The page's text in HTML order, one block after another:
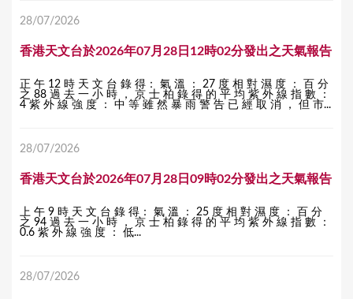
28/07/2026
香港天文台於2026年07月28日12時02分發出之天氣報告
正 午 12 時 天 文 台 錄 得： 氣 溫 ： 27 度 相 對 濕 度 ： 百 分
之 88 過 去 一 小 時 ， 京 士 柏 錄 得 的 平 均 紫 外 線 指 數 ：
4 紫 外 線 強 度 ： 中 等 雖 然 暴 雨 警 告 已 經 取 消 ， 但 市...
28/07/2026
香港天文台於2026年07月28日09時02分發出之天氣報告
上 午 9 時 天 文 台 錄 得： 氣 溫 ： 25 度 相 對 濕 度 ： 百 分
之 94 過 去 一 小 時 ， 京 士 柏 錄 得 的 平 均 紫 外 線 指 數 ：
0.6 紫 外 線 強 度 ： 低...
28/07/2026